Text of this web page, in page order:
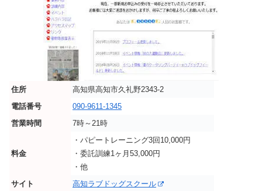
住所
高知県高知市久礼野2343-2
電話番号
090-9611-1345
営業時間
7時～21時
料金
・パピートレーニング3回10,000円
・委託訓練1ヶ月53,000円
・他
サイト
高知ラブドッグスクール